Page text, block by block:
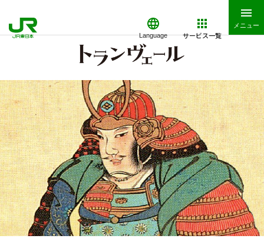
Language サービス一覧
メニュー